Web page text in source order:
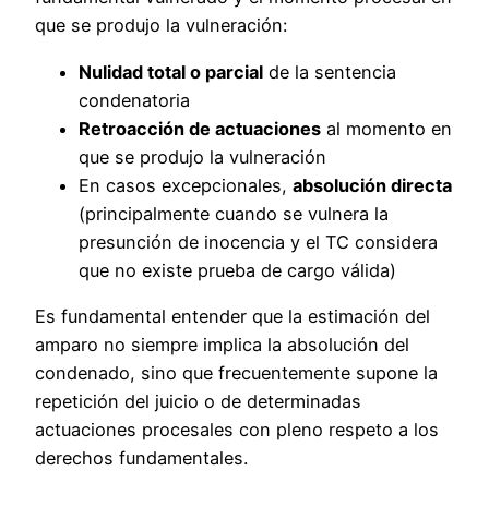
que se produjo la vulneración:
Nulidad total o parcial de la sentencia
condenatoria
Retroacción de actuaciones al momento en
que se produjo la vulneración
En casos excepcionales, absolución directa
(principalmente cuando se vulnera la
presunción de inocencia y el TC considera
que no existe prueba de cargo válida)
Es fundamental entender que la estimación del
amparo no siempre implica la absolución del
condenado, sino que frecuentemente supone la
repetición del juicio o de determinadas
actuaciones procesales con pleno respeto a los
derechos fundamentales.